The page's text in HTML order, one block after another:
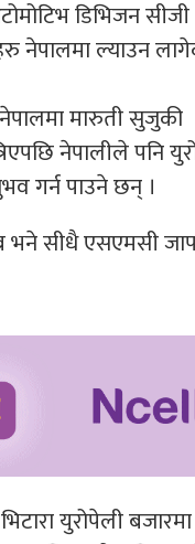
डिभिजन सीजी
नेपालमा ल्याउन
नेपालमा मारुती सुजुकी
नेपालीले पनि
गर्न पाउने छन् ।
सीधै एसएमसी
युरोपेली बजारमा